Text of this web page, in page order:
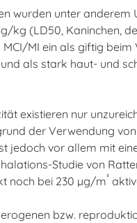
wurden unter
kg (LD50, Kaninchen,
MI ein als giftig
als stark haut- und
existieren nur
der Verwendung
jedoch vor allem mit
Studie von
noch bei 230 µg/m³
bzw.